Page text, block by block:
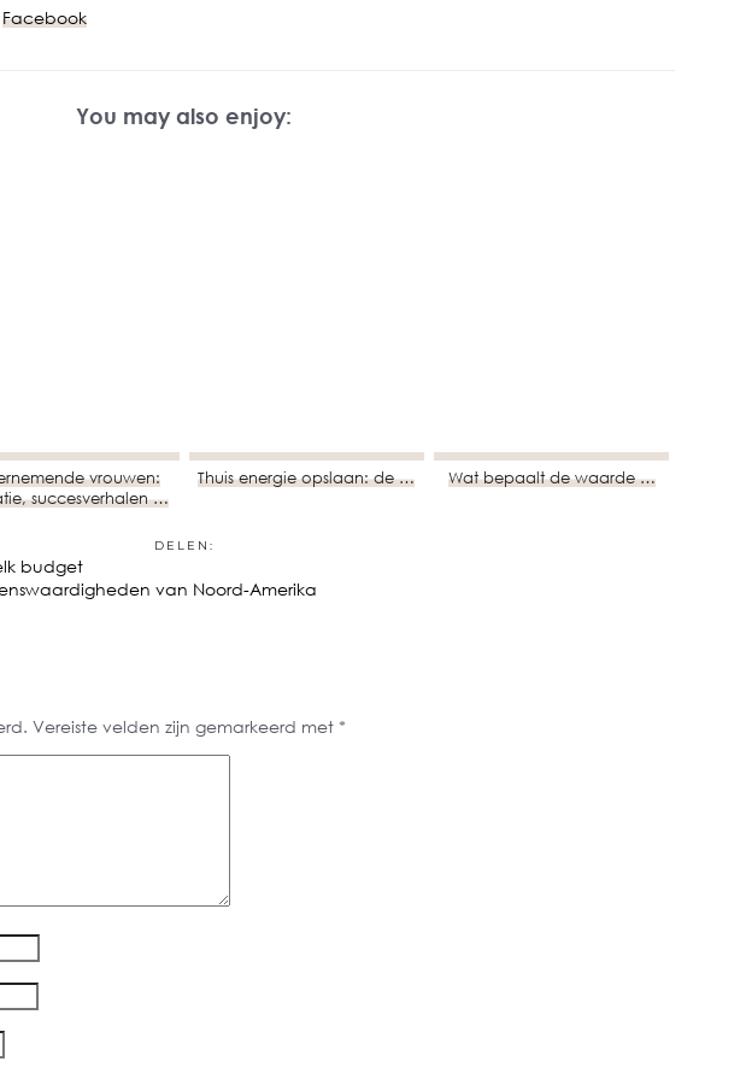
Facebook
You may also enjoy:
vrouwen:
succesverhalen …
Thuis energie opslaan: de … Wat bepaalt de waarde …
DELEN:
budget
van Noord-Amerika
Vereiste velden zijn gemarkeerd met *